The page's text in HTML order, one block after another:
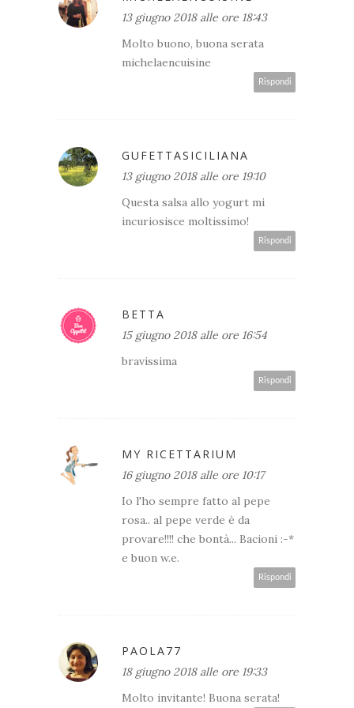
13 giugno 2018 alle ore 18:43
Molto buono, buona serata
michelaencuisine
Rispondi
GUFETTASICILIANA
13 giugno 2018 alle ore 19:10
Questa salsa allo yogurt mi
incuriosisce moltissimo!
Rispondi
BETTA
15 giugno 2018 alle ore 16:54
bravissima
Rispondi
MY RICETTARIUM
16 giugno 2018 alle ore 10:17
Io l'ho sempre fatto al pepe
rosa.. al pepe verde è da
provare!!!! che bontà... Bacioni :-*
e buon w.e.
Rispondi
PAOLA77
18 giugno 2018 alle ore 19:33
Molto invitante! Buona serata!